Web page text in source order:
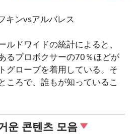
キンvsアルバレス
ルドワイドの統計によると、
るプロボクサーの70％ほどが
グローブを着用している。そ
ころで、誰もが知っているこ
운 콘텐츠 모음